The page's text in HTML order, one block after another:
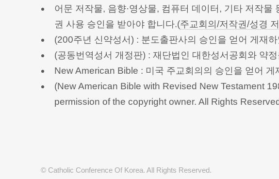
어문 저작물, 음향·영상물, 컴퓨터 데이터, 기타 저작
권 사용 승인을 받아야 합니다.(주교회의/저작권/성경
(200주년 신약성서) : 분도출판사의 승인을 얻어 게재
(공동번역성서 개정판) : 재단법인 대한성서공회와 약
New American Bible : 미국 주교회의의 승인을 얻어 게
(New American Bible with Revised New Testament
permission of the copyright owner. All Rights
© Catholic Conference Of Korea. All Rights Reserved.